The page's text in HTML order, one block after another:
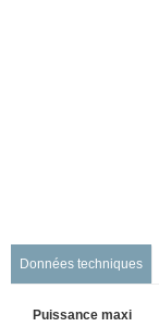
Enceinte
Données techniques
Puissance maxi